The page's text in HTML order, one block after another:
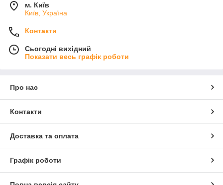
м. Київ
Київ, Україна
Контакти
Сьогодні вихідний
Показати весь графік роботи
Про нас
Контакти
Доставка та оплата
Графік роботи